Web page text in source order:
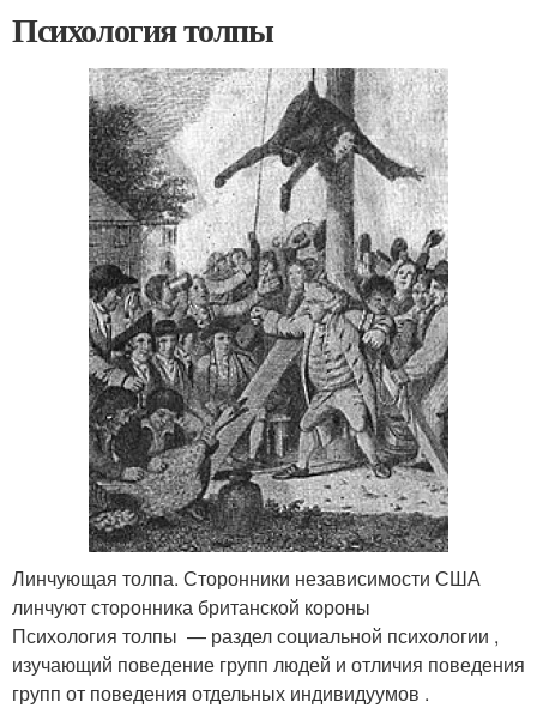
Психология толпы
Линчующая толпа. Сторонники независимости США
линчуют сторонника британской короны
Психология толпы — раздел социальной психологии ,
изучающий поведение групп людей и отличия поведения
групп от поведения отдельных индивидуумов .